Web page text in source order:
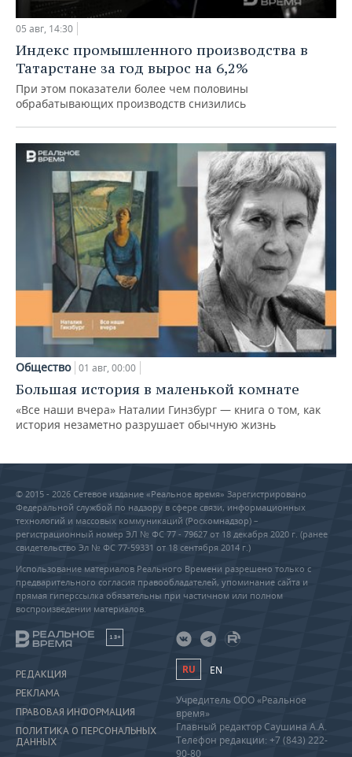
05 авг, 14:30
Индекс промышленного производства в
Татарстане за год вырос на 6,2%
При этом показатели более чем половины
обрабатывающих производств снизились
Общество 01 авг, 00:00
Большая история в маленькой комнате
«Все наши вчера» Наталии Гинзбург — книга о том, как
история незаметно разрушает обычную жизнь
© 2015 - 2026 Сетевое издание «Реальное время» Зарегистрировано
Федеральной службой по надзору в сфере связи, информационных
технологий и массовых коммуникаций (Роскомнадзор) –
регистрационный номер ЭЛ № ФС 77 - 79627 от 18 декабря 2020 г. (ранее
свидетельство Эл № ФС 77-59331 от 18 сентября 2014 г.)
Использование материалов Реального Времени разрешено только с
предварительного согласия правообладателей, упоминание сайта и
прямая гиперссылка обязательны при частичном или полном
воспроизведении материалов.
18+
РЕДАКЦИЯ
РЕКЛАМА
ПРАВОВАЯ ИНФОРМАЦИЯ
ПОЛИТИКА О ПЕРСОНАЛЬНЫХ
ДАННЫХ
RU EN
Учредитель ООО «Реальное
время»
Главный редактор Саушина А.А.
Телефон редакции: +7 (843) 222-
90-80